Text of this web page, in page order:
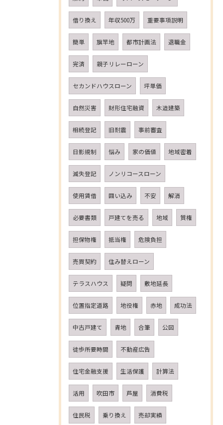
借り換え 年収500万 重要事項説明
簡単 旗竿地 都市計画法 退職金
完済 親子リレーローン
セカンドハウスローン 坪単価
自然災害 財形住宅融資 木造建築
相続登記 旧耐震 事前審査
日影規制 悩み 家の価値 地域密着
減失登記 ノンリコースローン
使用賃借 囲い込み 不安 解消
必要書類 戸建てを売る 地域 質権
担保物権 抵当権 危険負担
売買契約 住み替えローン
テラスハウス 疑問 敷地延長
位置指定道路 地役権 赤地 成功法
中古戸建て 青地 合筆 公図
徒歩所要時間 不動産広告
住宅金融支援 生活保護 計算法
活用 吹田市 芦屋 消費税
住民税 乗り換え 売却実績